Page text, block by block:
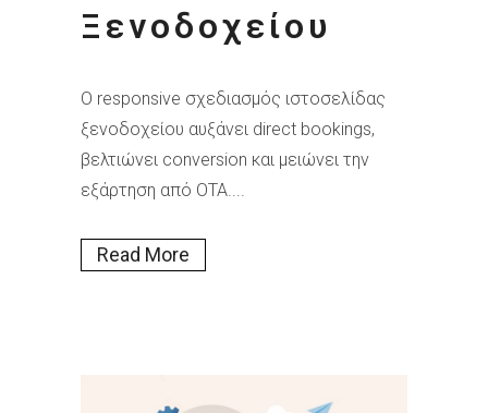
Ξενοδοχείου
Ο responsive σχεδιασμός ιστοσελίδας
ξενοδοχείου αυξάνει direct bookings,
βελτιώνει conversion και μειώνει την
εξάρτηση από OTA....
Read More